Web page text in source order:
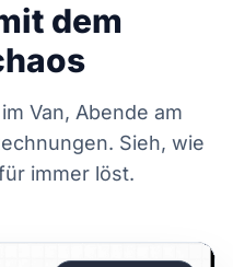
dem
Van, Abende am
Sieh, wie
immer löst.